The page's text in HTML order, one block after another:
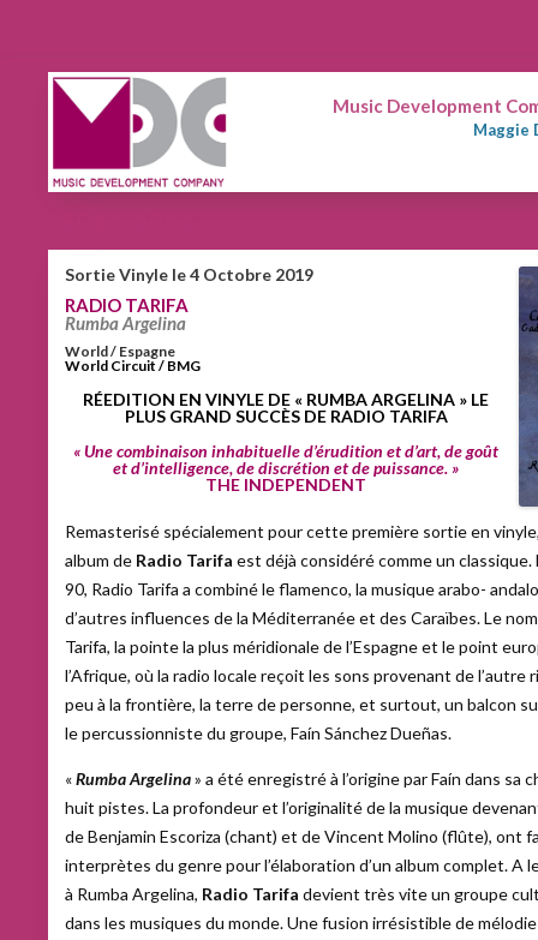
Music Development
Maggie
Sortie Vinyle le 4 Octobre 2019
RADIO TARIFA
Rumba Argelina
World / Espagne
World Circuit / BMG
RÉEDITION EN VINYLE DE « RUMBA ARGELINA » LE
PLUS GRAND SUCCÈS DE RADIO TARIFA
« Une combinaison inhabituelle d’érudition et d’art, de goût
et d’intelligence, de discrétion et de puissance. »
THE INDEPENDENT
Remasterisé spécialement pour cette première sortie en
album de Radio Tarifa est déjà considéré comme un
90, Radio Tarifa a combiné le flamenco, la musique arabo-
d’autres influences de la Méditerranée et des Caraïbes. Le
Tarifa, la pointe la plus méridionale de l’Espagne et le point
l’Afrique, où la radio locale reçoit les sons provenant de l’autre
peu à la frontière, la terre de personne, et surtout, un balcon
le percussionniste du groupe, Faín Sánchez Dueñas.
«Rumba Argelina» a été enregistré à l’origine par Faín dans sa
huit pistes. La profondeur et l’originalité de la musique
de Benjamin Escoriza (chant) et de Vincent Molino (flûte), ont
interprètes du genre pour l’élaboration d’un album complet. A
à Rumba Argelina, Radio Tarifa devient très vite un groupe
dans les musiques du monde. Une fusion irrésistible de